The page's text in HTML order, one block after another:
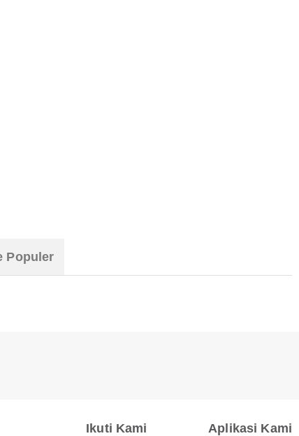
Populer
Ikuti Kami Aplikasi Kami